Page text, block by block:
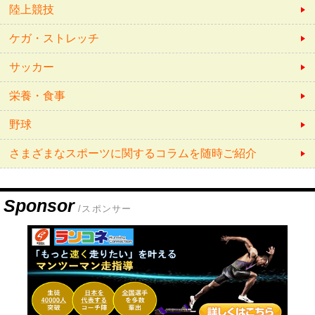
陸上競技
ケガ・ストレッチ
サッカー
栄養・食事
野球
さまざまなスポーツに関するコラムを随時ご紹介
Sponsor /スポンサー